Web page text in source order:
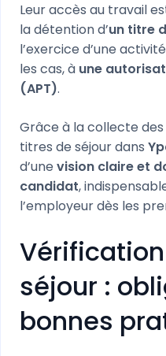
Leur accès au travail
la détention d’un titre
l’exercice d’une
les cas, à une
(APT).
Grâce à la collecte
titres de séjour dans
d’une vision claire et
candidat,
l’employeur dès les
séjour :
bonnes